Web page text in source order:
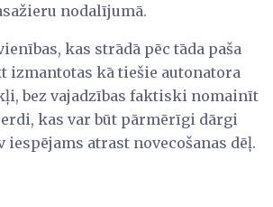
nodalījumā.
kas strādā pēc tāda paša
izmantotas kā tiešie autonatora
bez vajadzības faktiski nomainīt
kas var būt pārmērīgi dārgi
atrast novecošanas dēļ.